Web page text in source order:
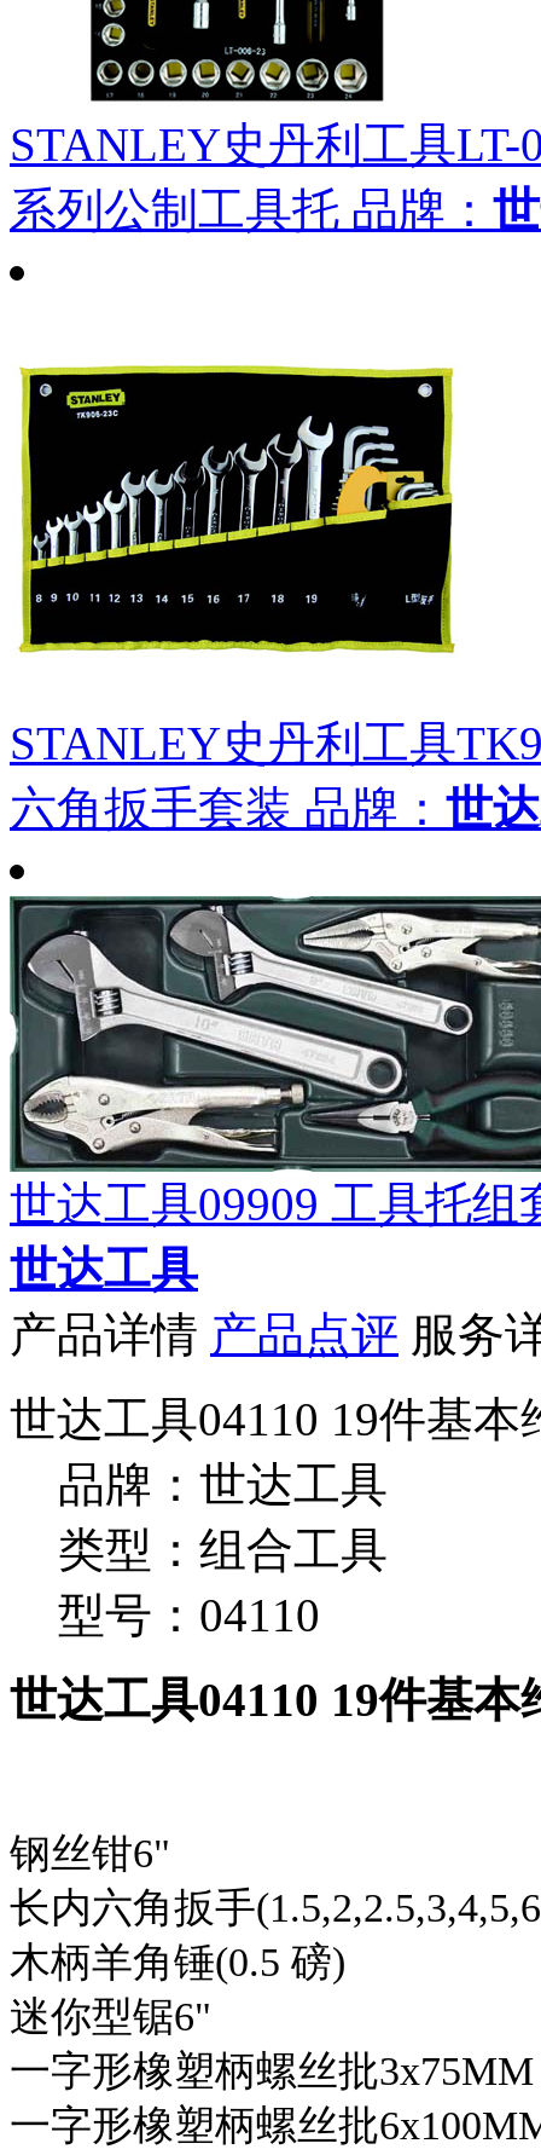
STANLEY史丹利工具LT-
系列公制工具托 品牌：
STANLEY史丹利工具
六角扳手套装 品牌： 世
世达工具09909 工具托
世达工具
产品详情 产品点评 服务
世达工具04110 19件基
品牌：世达工具
类型：组合工具
型号：04110
世达工具04110 19件基本
钢丝钳6"
长内六角扳手
木柄羊角锤(0.5 磅)
迷你型锯6"
一字形橡塑柄螺丝批3x75MM
一字形橡塑柄螺丝批